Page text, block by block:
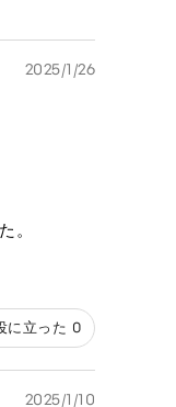
2025/1/26
。
に立った 0
2025/1/10